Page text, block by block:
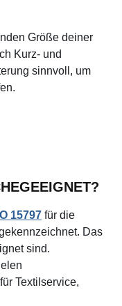
Größe deiner
Kurz- und
sinnvoll, um
15797 für die
Das
sind.
Textilservice,